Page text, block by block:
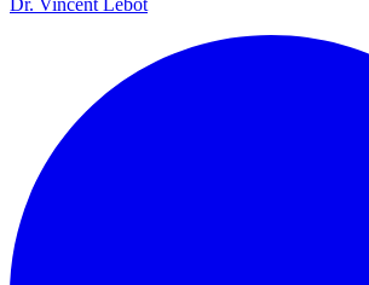
Dr. Vincent Lebot